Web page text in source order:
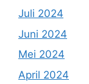
Juli 2024
Juni 2024
Mei 2024
April 2024